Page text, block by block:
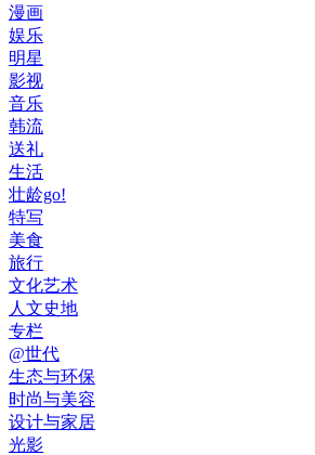
漫画
娱乐
明星
影视
音乐
韩流
送礼
生活
壮龄go!
特写
美食
旅行
文化艺术
人文史地
专栏
@世代
生态与环保
时尚与美容
设计与家居
光影